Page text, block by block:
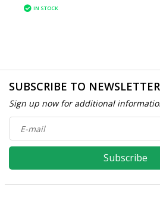
IN STOCK
SUBSCRIBE TO NEWSLETTER
Sign up now for additional
Subscribe